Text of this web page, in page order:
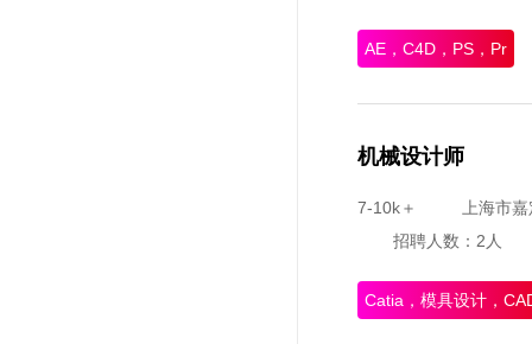
AE，C4D，PS，Pr
机械设计师
7-10k＋
上海市
招聘人数：2人
Catia，模具设计，